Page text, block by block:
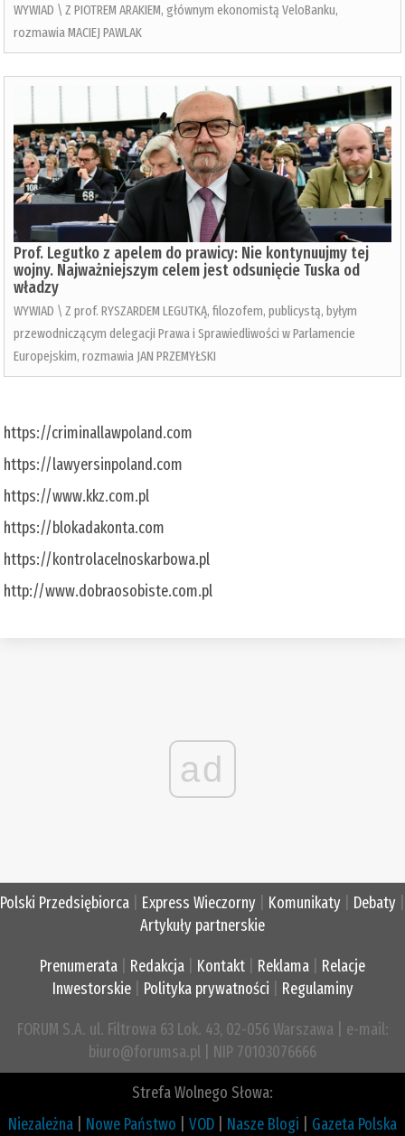
WYWIAD \ Z PIOTREM ARAKIEM, głównym ekonomistą VeloBanku,
rozmawia MACIEJ PAWLAK
Prof. Legutko z apelem do prawicy: Nie kontynuujmy tej
wojny. Najważniejszym celem jest odsunięcie Tuska od
władzy
WYWIAD \ Z prof. RYSZARDEM LEGUTKĄ, filozofem, publicystą, byłym
przewodniczącym delegacji Prawa i Sprawiedliwości w Parlamencie
Europejskim, rozmawia JAN PRZEMYŁSKI
https://criminallawpoland.com
https://lawyersinpoland.com
https://www.kkz.com.pl
https://blokadakonta.com
https://kontrolacelnoskarbowa.pl
http://www.dobraosobiste.com.pl
ad
Polski Przedsiębiorca Express Wieczorny Komunikaty Debaty
Artykuły partnerskie
Prenumerata Redakcja Kontakt Reklama
Relacje
Inwestorskie| Polityka prywatności Regulaminy
FORUM S.A. ul. Filtrowa 63 Lok. 43, 02-056 Warszawa | e-mail:
biuro@forumsa.pl | NIP 70103076666
Strefa Wolnego Słowa:
Niezależna
Nowe Państwo VOD Nasze Blogi Gazeta Polska